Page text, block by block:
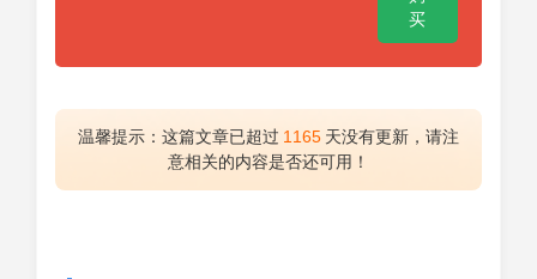
买
温馨提示：这篇文章已超过 1165 天没有更新，请注
意相关的内容是否还可用！